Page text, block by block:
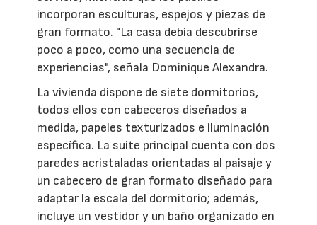
incorporan esculturas, espejos y piezas de
gran formato. "La casa debía descubrirse
poco a poco, como una secuencia de
experiencias", señala Dominique Alexandra.
La vivienda dispone de siete dormitorios,
todos ellos con cabeceros diseñados a
medida, papeles texturizados e iluminación
específica. La suite principal cuenta con dos
paredes acristaladas orientadas al paisaje y
un cabecero de gran formato diseñado para
adaptar la escala del dormitorio; además,
incluye un vestidor y un baño organizado en